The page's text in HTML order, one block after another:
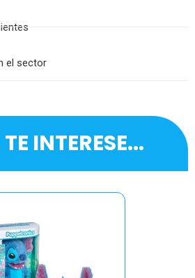
el sector
INTERESE...